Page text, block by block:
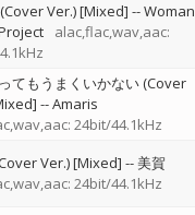
(Cover Ver.) [Mixed] --Woman
alac,flac,wav,aac:
てもうまくいかない (Cover
--Amaris
24bit/44.1kHz
Ver.) [Mixed] --美賀
24bit/44.1kHz